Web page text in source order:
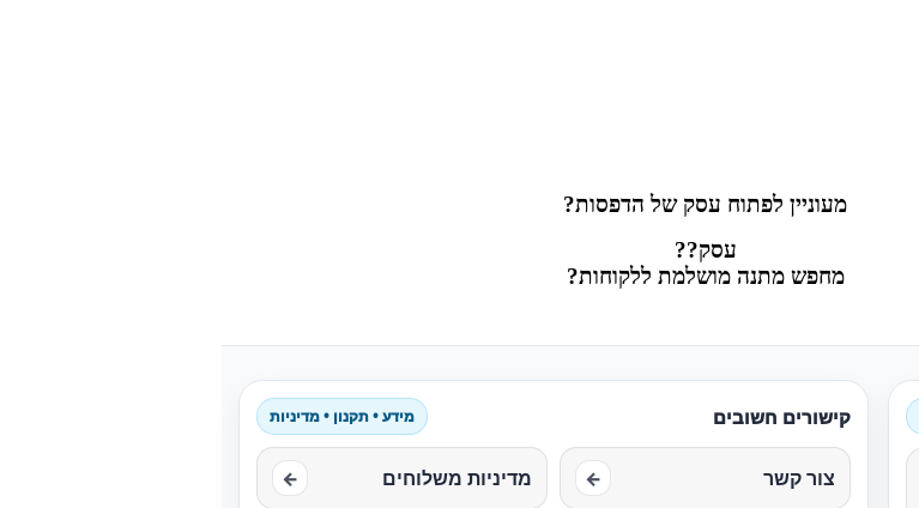
מעוניין לפתוח עסק של הדפסות?
עסק??
מחפש מתנה מושלמת ללקוחות?
קישורים חשובים מידע • תקנון • מדיניות
צור קשר ← מדיניות משלוחים ←